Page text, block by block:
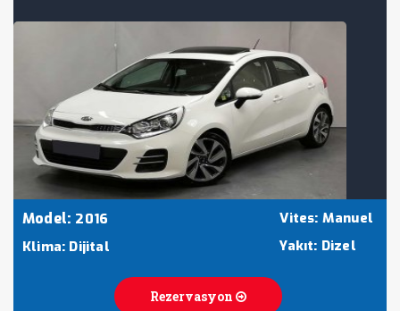
Model: 2016
Klima: Dijital
Vites: Manuel
Yakıt: Dizel
Rezervasyon